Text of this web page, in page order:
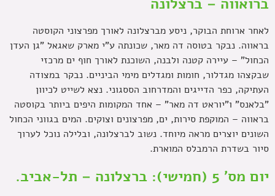
לאחר ארוחת הבוקר, ניסע מברצלונה לאורך מפרצוני הקוסטה
בראווה. נבקר בטוסה דה מאר, שכונתה ע"י מארק שאגאל "גן העדן
הכחול" – עיירה קטנה ולבנה, השוכנת לאורך חוף ים מרכזי
שבקצהו מגדלור, חומות ומגדלים מימי הביניים. נבקר במצודה
העתיקה, כפר הדייגים והמדרחוב הססגוני. נצא לשייט לכיוון
"בלאנס" ו"יוראט דה מאר" – אחד המקומות היפים ביותר בקוסטה
בראווה – המוקפת סירות, ים, מפרצונים וצוקים. המים בגווני הכחול
השונים יוצרים מראה מיוחד. נשוב לברצלונה, ובלילה נוכל לערוך
סיור בשדרת הרמבלס המוארת.
יום מס' 5 (חמישי): ברצלונה – תל-אביב.